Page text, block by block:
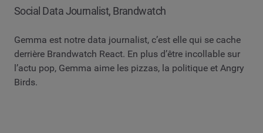
Social Data Journalist, Brandwatch
Gemma est notre data journalist, c’est elle qui se cache
derrière Brandwatch React. En plus d’être incollable sur
l’actu pop, Gemma aime les pizzas, la politique et Angry
Birds.